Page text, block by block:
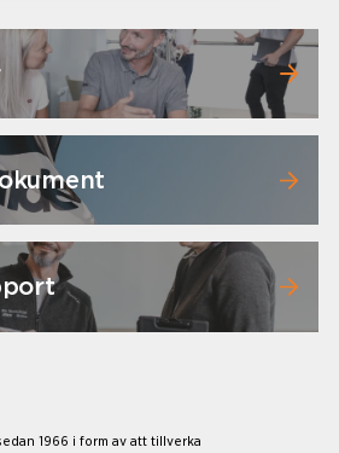
1966 i form av att tillverka